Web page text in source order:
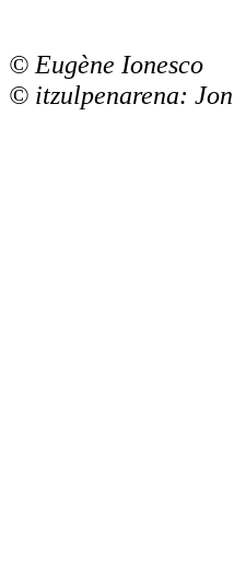
© Eugène Ionesco
© itzulpenarena: